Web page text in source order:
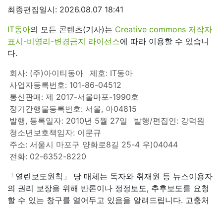
최종편집일시: 2026.08.07 18:41
IT동아의 모든 콘텐츠(기사)는 Creative commons 저작자
표시-비영리-변경금지 라이선스에 따라 이용할 수 있습니
다.
회사: (주)아이티동아
제호: IT동아
사업자등록번호: 101-86-04512
통신판매: 제 2017-서울마포-1990호
정기간행물등록번호: 서울, 아04815
발행, 등록일자: 2010년 5월 27일
발행/편집인: 강덕원
청소년보호책임자: 이문규
주소: 서울시 마포구 양화로8길 25-4 우)04044
전화: 02-6352-8220
「열린보도원칙」 당 매체는 독자와 취재원 등 뉴스이용자
의 권리 보장을 위해 반론이나 정정보도, 추후보도를 요청
할 수 있는 창구를 열어두고 있음을 알려드립니다. 고충처